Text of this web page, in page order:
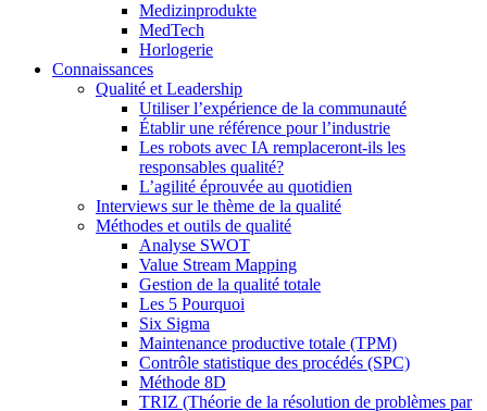
Medizinprodukte
MedTech
Horlogerie
Connaissances
Qualité et Leadership
Utiliser l’expérience de la communauté
Établir une référence pour l’industrie
Les robots avec IA remplaceront-ils les
responsables qualité?
L’agilité éprouvée au quotidien
Interviews sur le thème de la qualité
Méthodes et outils de qualité
Analyse SWOT
Value Stream Mapping
Gestion de la qualité totale
Les 5 Pourquoi
Six Sigma
Maintenance productive totale (TPM)
Contrôle statistique des procédés (SPC)
Méthode 8D
TRIZ (Théorie de la résolution de problèmes par